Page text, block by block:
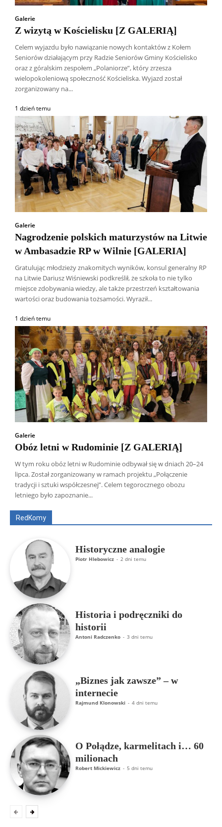
Galerie
Z wizytą w Kościelisku [Z GALERIĄ]
Celem wyjazdu było nawiązanie nowych kontaktów z Kołem
Seniorów działającym przy Radzie Seniorów Gminy Kościelisko
oraz z góralskim zespołem „Polaniorze”, który zrzesza
wielopokoleniową społeczność Kościeliska. Wyjazd został
zorganizowany na...
1 dzień temu
Galerie
Nagrodzenie polskich maturzystów na Litwie
w Ambasadzie RP w Wilnie [GALERIA]
Gratulując młodzieży znakomitych wyników, konsul generalny RP
na Litwie Dariusz Wiśniewski podkreślił, że szkoła to nie tylko
miejsce zdobywania wiedzy, ale także przestrzeń kształtowania
wartości oraz budowania tożsamości. Wyraził...
1 dzień temu
Galerie
Obóz letni w Rudominie [Z GALERIĄ]
W tym roku obóz letni w Rudominie odbywał się w dniach 20–24
lipca. Został zorganizowany w ramach projektu „Połączenie
tradycji i sztuki współczesnej”. Celem tegorocznego obozu
letniego było zapoznanie...
RedKomy
Wszyscy Aleksander Borowik
Antoni Radczenko
Artur Płokszto
Grzegorz Górny
ks. Jarosław Wąsowicz SDB
Historyczne analogie
Piotr Hlebowicz - 2 dni temu
Historia i podręczniki do
historii
Antoni Radczenko - 3 dni temu
„Biznes jak zawsze” – w
internecie
Rajmund Klonowski - 4 dni temu
O Połądze, karmelitach i… 60
milionach
Robert Mickiewicz - 5 dni temu